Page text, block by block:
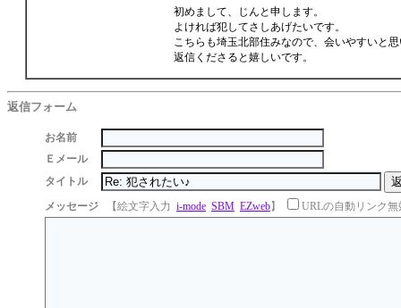
初めまして、じんと申します。
よければ犯してさしあげたいです。
こちらも埼玉北部住みなので、会いやすいと
返信くださると嬉しいです。
返信フォーム
お名前
Ｅメール
タイトル
メッセージ
【絵文字入力 i-mode SBM EZweb】 URLの自動リンク無